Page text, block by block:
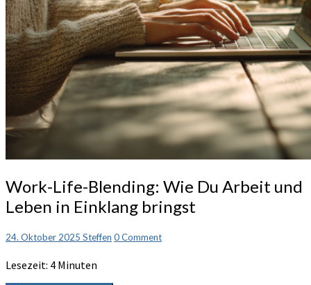
Work-
Life-
Blending:
Du
und
Work-Life-Blending: Wie Du Arbeit und
Leben in Einklang bringst
24. Oktober 2025 Steffen Comments
0 Comment
Lesezeit: 4 Minuten